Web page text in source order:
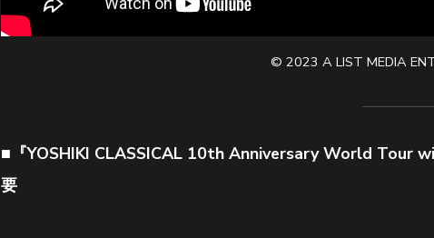
© 2023 A LIST MEDIA
■『YOSHIKI CLASSICAL 10th Anniversary World Tour
要